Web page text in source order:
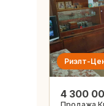
Риэлт-
4 300